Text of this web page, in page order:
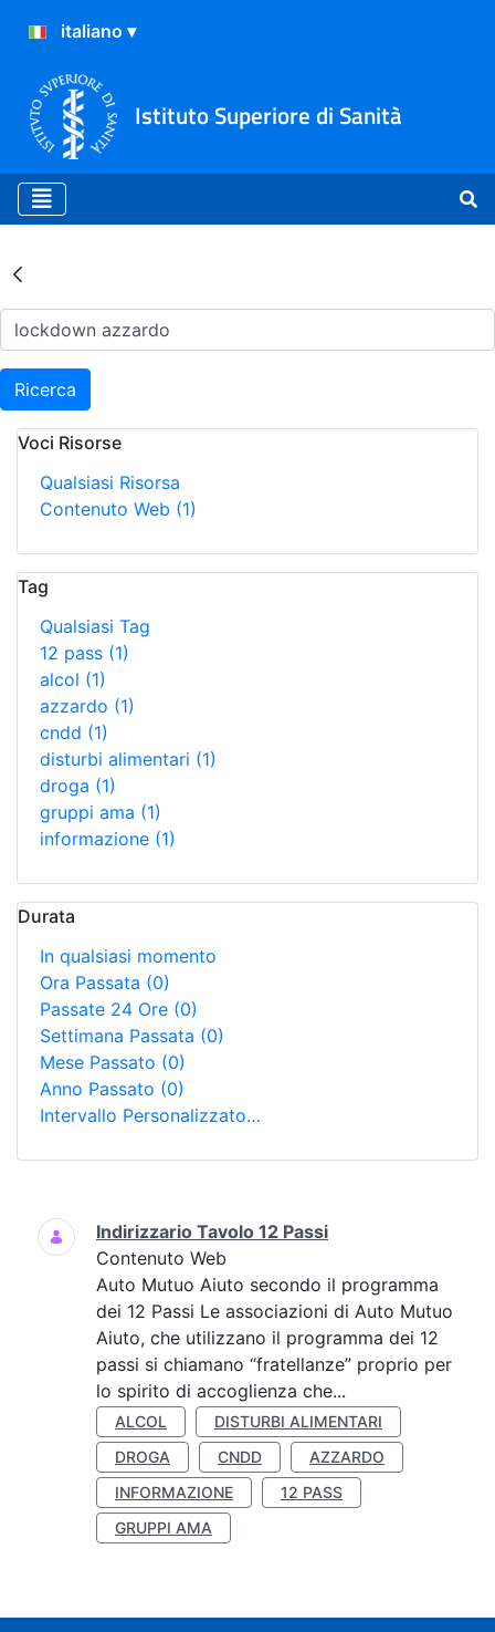
Istituto Superiore di Sanità
Risultati della Ricerca -
Ricerca
Voci Risorse
Qualsiasi Risorsa
Contenuto Web (1)
Tag
Qualsiasi Tag
12 pass (1)
alcol (1)
azzardo (1)
cndd (1)
disturbi alimentari (1)
droga (1)
gruppi ama (1)
informazione (1)
Durata
In qualsiasi momento
Ora Passata (0)
Passate 24 Ore (0)
Settimana Passata (0)
Mese Passato (0)
Anno Passato (0)
Intervallo Personalizzato…
Ricerca
Indirizzario Tavolo 12 Passi
Contenuto Web
Auto Mutuo Aiuto secondo il programma
dei 12 Passi Le associazioni di Auto Mutuo
Aiuto, che utilizzano il programma dei 12
passi si chiamano “fratellanze” proprio per
lo spirito di accoglienza che...
ALCOL
DISTURBI ALIMENTARI
DROGA
CNDD
AZZARDO
INFORMAZIONE
12 PASS
GRUPPI AMA